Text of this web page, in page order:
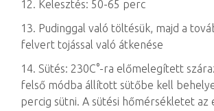
12. Kelesztés: 50-65 perc
13. Pudinggal való töltésük, majd a
felvert tojással való átkenése
14. Sütés: 230C°-ra előmelegített
felső módba állított sütőbe kell
percig sütni. A sütési hőmérsékletet az